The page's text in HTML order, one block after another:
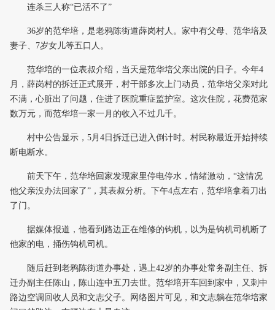
连杀三人称“已活不了”
36岁的范华培，是老鸦陈街道薛岗村人。家中有父母、范华培及
妻子、7岁女儿等五口人。
范华培的一位表叔介绍，当天是范华培父亲出院的日子。今年4
月，薛岗村的拆迁正式展开，村干部多次上门动员，范华培父亲对此
不满，心脏出了问题，住进了医院重症监护室。这次住院，花费范家
数万元，而范华培一家一月的收入不过几千。
村中公告显示，5月4日拆迁已进入倒计时。村民称最近开始持续
断电断水。
前天下午，范华培回家发现家里停电停水，情绪激动，“这情况
他父亲没办法回家了”，其表叔分析。下午4点左右，范华培拿着刀出
了门。
据媒体报道，他看到路边正在维修的钩机，以为是钩机司机断了
他家的电，捅伤钩机司机。
随后赶到老鸦陈街道办事处，遇上42岁的办事处常务副主任、拆
迁办副主任陈山，陈山连中五刀去世。范华培开车回到家中，又刺中
路边空调回收人员和文志父子。网络图片可见，和文志躺在范华培家